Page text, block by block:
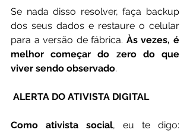
Se nada disso resolver, faça backup
dos seus dados e restaure o celular
para a versão de fábrica. Às vezes, é
melhor começar do zero do que
viver sendo observado.
ALERTA DO ATIVISTA DIGITAL
Como ativista social, eu te digo: